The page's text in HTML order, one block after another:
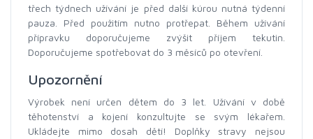
třech týdnech užívání je před další kúrou nutná týdenní
pauza. Před použitím nutno protřepat. Během užívání
přípravku doporučujeme zvýšit příjem tekutin.
Doporučujeme spotřebovat do 3 měsíců po otevření.
Upozornění
Výrobek není určen dětem do 3 let. Užívání v době
těhotenství a kojení konzultujte se svým lékařem.
Ukládejte mimo dosah dětí! Doplňky stravy nejsou